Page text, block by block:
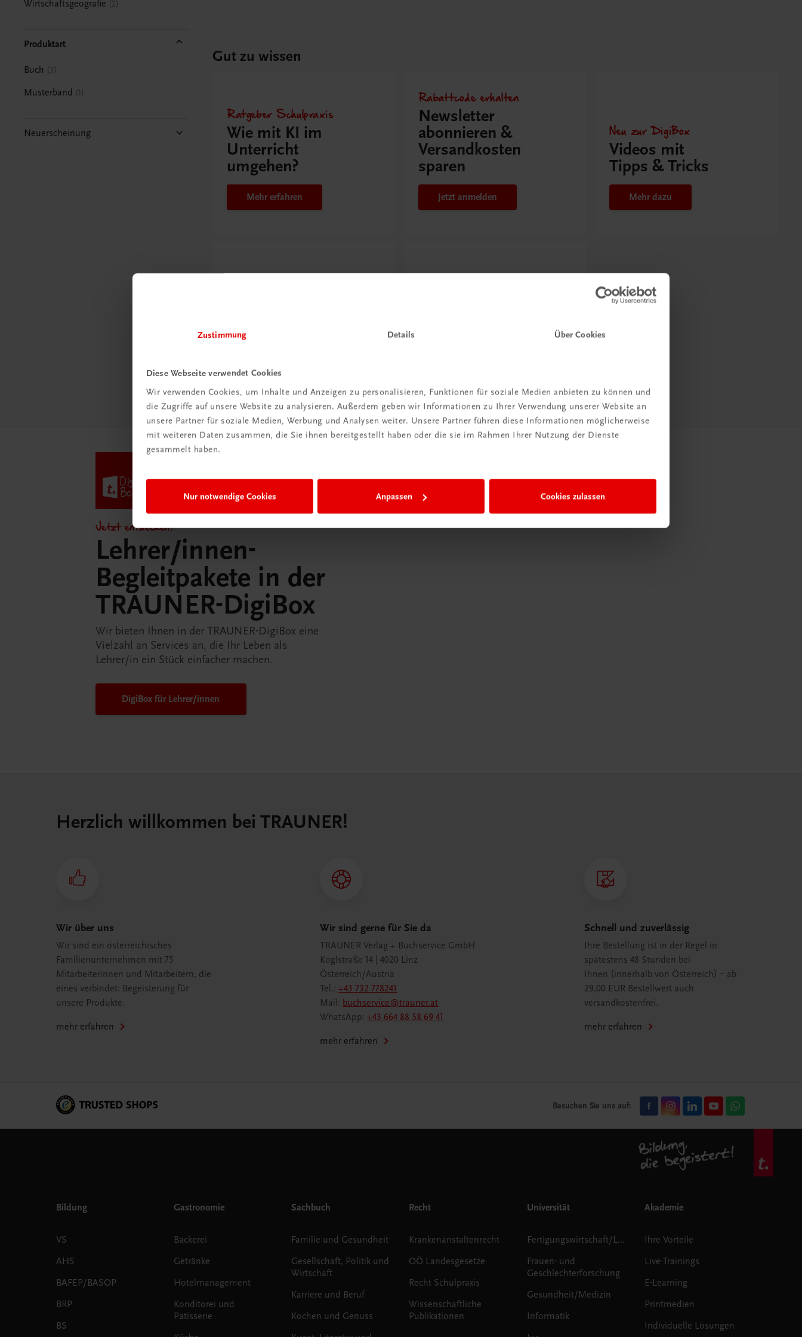
Zustimmung Details Über Cookies
Diese Webseite verwendet Cookies
Wir verwenden Cookies, um Inhalte und Anzeigen zu personalisieren, Funktionen für soziale Medien anbieten zu können und
die Zugriffe auf unsere Website zu analysieren. Außerdem geben wir Informationen zu Ihrer Verwendung unserer Website an
unsere Partner für soziale Medien, Werbung und Analysen weiter. Unsere Partner führen diese Informationen möglicherweise
mit weiteren Daten zusammen, die Sie ihnen bereitgestellt haben oder die sie im Rahmen Ihrer Nutzung der Dienste
gesammelt haben.
Nur notwendige Cookies Anpassen Cookies zulassen
Wirtschaftsgeografie
2
Produktart
Buch 3
Musterband 1
Neuerscheinung
Gut zu wissen
Ratgeber Schulpraxis
Wie mit KI im
Unterricht
umgehen?
Mehr erfahren
Rabattcode erhalten
Newsletter
abonnieren &
Versandkosten
sparen
Jetzt anmelden
Neu zur DigiBox
Videos mit
Tipps & Tricks
Mehr dazu
Schulpraxis
Mehr dazu
Jetzt entdecken!
Lehrer/innen-
Begleitpakete in der
TRAUNER-DigiBox
Wir bieten Ihnen in der TRAUNER-DigiBox eine
Vielzahl an Services an, die Ihr Leben als
Lehrer/in ein Stück einfacher machen.
DigiBox für Lehrer/innen
Herzlich willkommen bei TRAUNER!
Wir über uns
Wir sind ein österreichisches
Familienunternehmen mit 75
Mitarbeiterinnen und Mitarbeitern, die
eines verbindet: Begeisterung für
unsere Produkte.
mehr erfahren
Wir sind gerne für Sie da
TRAUNER Verlag + Buchservice GmbH
Köglstraße 14 | 4020 Linz
Österreich/Austria
Tel.:+43 732 778241
Mail: buchservice@trauner.at
WhatsApp:+43 664 88 58 69 41
mehr erfahren
Schnell und zuverlässig
Ihre Bestellung ist in der Regel in
spätestens 48 Stunden bei
Ihnen (innerhalb von Österreich) – ab
29,00 EUR Bestellwert auch
versandkostenfrei.
mehr erfahren
Besuchen Sie uns auf:
Bildung
VS
AHS
BAFEP/BASOP
BRP
BS
Gastronomie
Bäckerei
Getränke
Hotelmanagement
Konditorei und
Patisserie
Sachbuch
Familie und Gesundheit
Gesellschaft, Politik und
Wirtschaft
Karriere und Beruf
Kochen und Genuss
Recht
Krankenanstaltenrecht
OÖ Landesgesetze
Recht Schulpraxis
Wissenschaftliche
Publikationen
Universität
Fertigungswirtschaft/Logistik
Frauen- und
Geschlechterforschung
Gesundheit/Medizin
Informatik
Akademie
Ihre Vorteile
Live-Trainings
E-Learning
Printmedien
Individuelle Lösungen